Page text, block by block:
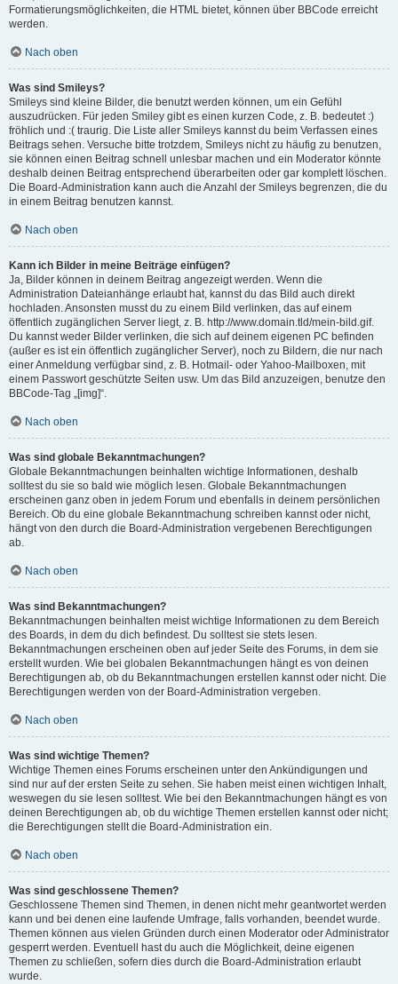
Formatierungsmöglichkeiten, die HTML bietet, können über BBCode erreicht
werden.
Nach oben
Was sind Smileys?
Smileys sind kleine Bilder, die benutzt werden können, um ein Gefühl
auszudrücken. Für jeden Smiley gibt es einen kurzen Code, z. B. bedeutet :)
fröhlich und :( traurig. Die Liste aller Smileys kannst du beim Verfassen eines
Beitrags sehen. Versuche bitte trotzdem, Smileys nicht zu häufig zu benutzen,
sie können einen Beitrag schnell unlesbar machen und ein Moderator könnte
deshalb deinen Beitrag entsprechend überarbeiten oder gar komplett löschen.
Die Board-Administration kann auch die Anzahl der Smileys begrenzen, die du
in einem Beitrag benutzen kannst.
Nach oben
Kann ich Bilder in meine Beiträge einfügen?
Ja, Bilder können in deinem Beitrag angezeigt werden. Wenn die
Administration Dateianhänge erlaubt hat, kannst du das Bild auch direkt
hochladen. Ansonsten musst du zu einem Bild verlinken, das auf einem
öffentlich zugänglichen Server liegt, z. B. http://www.domain.tld/mein-bild.gif.
Du kannst weder Bilder verlinken, die sich auf deinem eigenen PC befinden
(außer es ist ein öffentlich zugänglicher Server), noch zu Bildern, die nur nach
einer Anmeldung verfügbar sind, z. B. Hotmail- oder Yahoo-Mailboxen, mit
einem Passwort geschützte Seiten usw. Um das Bild anzuzeigen, benutze den
BBCode-Tag „[img]“.
Nach oben
Was sind globale Bekanntmachungen?
Globale Bekanntmachungen beinhalten wichtige Informationen, deshalb
solltest du sie so bald wie möglich lesen. Globale Bekanntmachungen
erscheinen ganz oben in jedem Forum und ebenfalls in deinem persönlichen
Bereich. Ob du eine globale Bekanntmachung schreiben kannst oder nicht,
hängt von den durch die Board-Administration vergebenen Berechtigungen
ab.
Nach oben
Was sind Bekanntmachungen?
Bekanntmachungen beinhalten meist wichtige Informationen zu dem Bereich
des Boards, in dem du dich befindest. Du solltest sie stets lesen.
Bekanntmachungen erscheinen oben auf jeder Seite des Forums, in dem sie
erstellt wurden. Wie bei globalen Bekanntmachungen hängt es von deinen
Berechtigungen ab, ob du Bekanntmachungen erstellen kannst oder nicht. Die
Berechtigungen werden von der Board-Administration vergeben.
Nach oben
Was sind wichtige Themen?
Wichtige Themen eines Forums erscheinen unter den Ankündigungen und
sind nur auf der ersten Seite zu sehen. Sie haben meist einen wichtigen Inhalt,
weswegen du sie lesen solltest. Wie bei den Bekanntmachungen hängt es von
deinen Berechtigungen ab, ob du wichtige Themen erstellen kannst oder nicht;
die Berechtigungen stellt die Board-Administration ein.
Nach oben
Was sind geschlossene Themen?
Geschlossene Themen sind Themen, in denen nicht mehr geantwortet werden
kann und bei denen eine laufende Umfrage, falls vorhanden, beendet wurde.
Themen können aus vielen Gründen durch einen Moderator oder Administrator
gesperrt werden. Eventuell hast du auch die Möglichkeit, deine eigenen
Themen zu schließen, sofern dies durch die Board-Administration erlaubt
wurde.